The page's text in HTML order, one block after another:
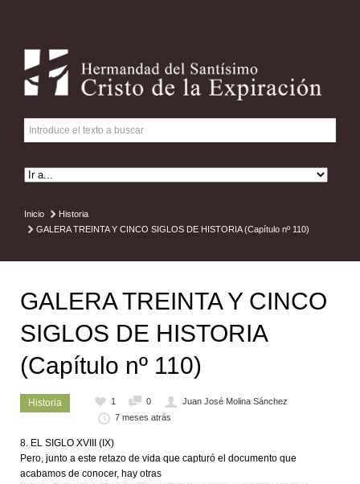
Inicio
Historia
GALERA TREINTA Y CINCO SIGLOS DE HISTORIA (Capítulo nº 110)
GALERA TREINTA Y CINCO
SIGLOS DE HISTORIA
(Capítulo nº 110)
Historia 1 0
Juan José Molina Sánchez
7 meses atrás
EL SIGLO XVIII (IX)
Pero, junto a este retazo de vida que capturó el documento que
acabamos de conocer, hay otras